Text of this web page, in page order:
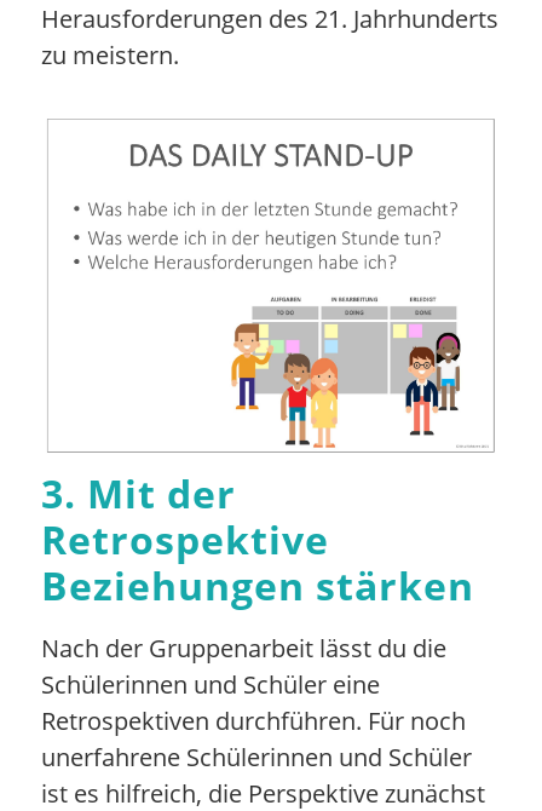
Herausforderungen des 21. Jahrhunderts
zu meistern.
3. Mit der
Retrospektive
Beziehungen stärken
Nach der Gruppenarbeit lässt du die
Schülerinnen und Schüler eine
Retrospektiven durchführen. Für noch
unerfahrene Schülerinnen und Schüler
ist es hilfreich, die Perspektive zunächst